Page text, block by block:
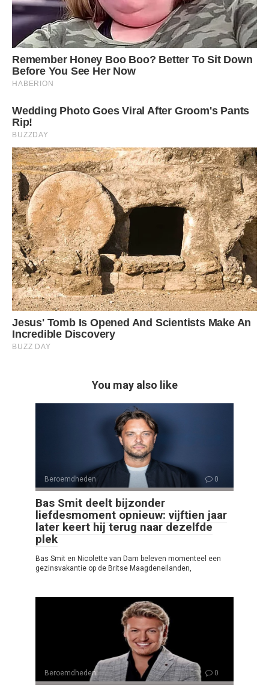
You may also like
Beroemdheden 0
Bas Smit deelt bijzonder
liefdesmoment opnieuw: vijftien jaar
later keert hij terug naar dezelfde
plek
Bas Smit en Nicolette van Dam beleven momenteel een
gezinsvakantie op de Britse Maagdeneilanden,
Beroemdheden 0